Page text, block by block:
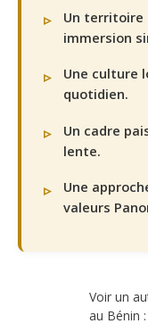
Un territoire
immersion
Une culture
quotidien.
Un cadre
lente.
Une
valeurs
Voir un
au Bénin :